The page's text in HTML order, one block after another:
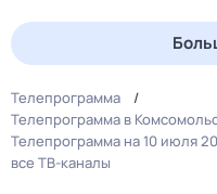
Телепрограмма
Телепрограмма в
Телепрограмма на 10 июля
все ТВ-каналы